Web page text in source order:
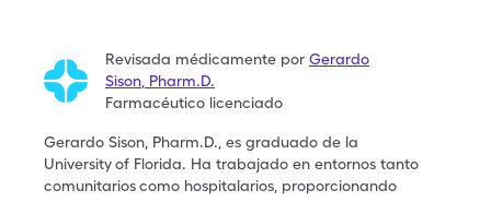
Revisada médicamente por Gerardo
Sison Pharm.D.
Farmacéutico licenciado
Gerardo Sison, Pharm.D., es graduado de la
Universityof Florida. Ha trabajado en entornos tanto
comunitarioscomo hospitalarios, proporcionando